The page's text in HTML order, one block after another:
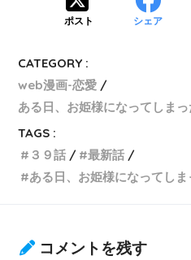
ポスト シェア
CATEGORY :
web漫画-恋愛
ある日、お姫様になってしま
TAGS :
３９話
最新話
ある日、お姫様になってし
コメントを残す